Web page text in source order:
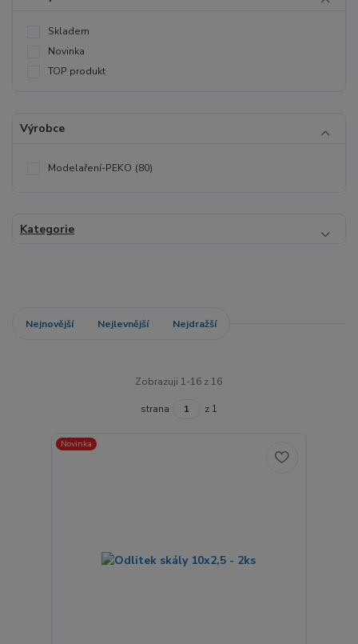
Skladem
Novinka
TOP produkt
Výrobce
Modelaření-PEKO (80)
Kategorie
Nejnovější Nejlevnější Nejdražší
Zobrazuji 1-16 z 16
strana z 1
Novinka